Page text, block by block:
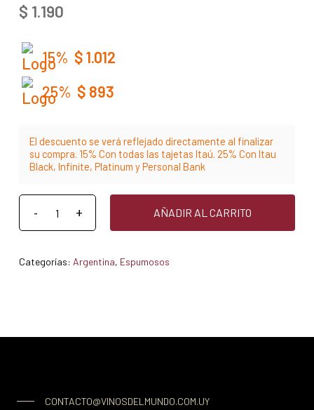
$ 1.190
15% $1.012
25% $ 893
El descuento se verá reflejado directamente al finalizar
su compra. 15% Con todas las tajetas Itaú. 25% Con Itau
Black, Infinite, Platinum y Personal Bank
AÑADIR AL CARRITO
Categorías: Argentina, Espumosos
CONTACTO@VINOSDELMUNDO.COM.UY